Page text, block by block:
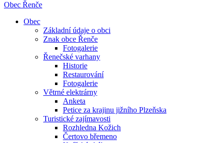
Obec Řenče
Obec
Základní údaje o obci
Znak obce Řenče
Fotogalerie
Řenečské varhany
Historie
Restaurování
Fotogalerie
Větrné elektrárny
Anketa
Petice za krajinu jižního Plzeňska
Turistické zajímavosti
Rozhledna Kožich
Čertovo břemeno